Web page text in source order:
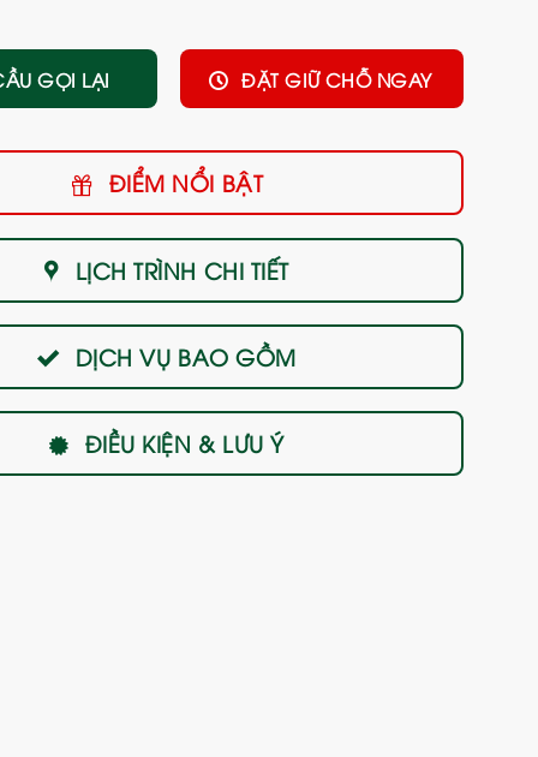
GỌI LẠI ĐẶT GIỮ CHỖ NGAY
ĐIỂM NỔI BẬT
LỊCH TRÌNH CHI TIẾT
DỊCH VỤ BAO GỒM
ĐIỀU KIỆN & LƯU Ý